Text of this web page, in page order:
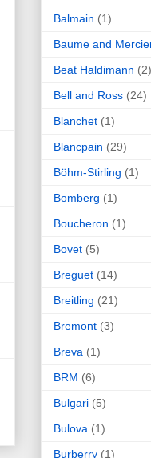
Balmain (1)
Baume and
Beat Haldimann (2)
Bell and Ross (24)
Blanchet (1)
Blancpain (29)
Böhm-Stirling (1)
Bomberg (1)
Boucheron (1)
Bovet (5)
Breguet (14)
Breitling (21)
Bremont (3)
Breva (1)
BRM (6)
Bulgari (5)
Bulova (1)
Burberry (1)